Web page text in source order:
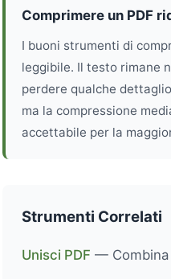
Comprimere un PDF
I buoni strumenti di
leggibile. Il testo rimane
perdere qualche
ma la compressione
accettabile per la
Strumenti Correlati
Unisci PDF — Combina